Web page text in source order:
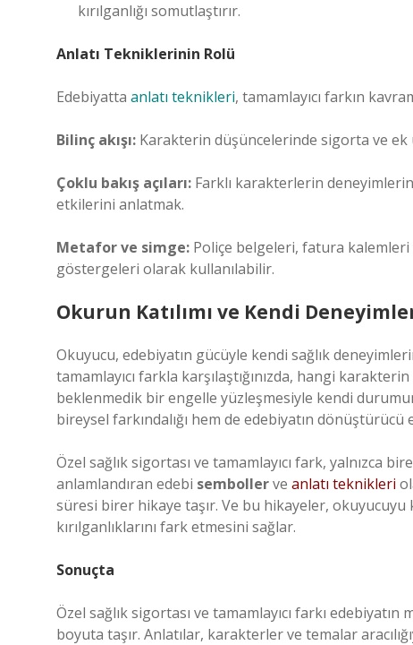
kırılganlığı somutlaştırır.
Anlatı Tekniklerinin Rolü
Edebiyatta anlatı teknikleri, tamamlayıcı farkın
Bilinç akışı: Karakterin düşüncelerinde sigorta ve
Çoklu bakış açıları: Farklı karakterlerin
etkilerini anlatmak.
Metafor ve simge: Poliçe belgeleri, fatura kalemleri
göstergeleri olarak kullanılabilir.
Okurun Katılımı ve Kendi
Okuyucu, edebiyatın gücüyle kendi sağlık
tamamlayıcı farkla karşılaştığınızda, hangi
beklenmedik bir engelle yüzleşmesiyle kendi
bireysel farkındalığı hem de edebiyatın
Özel sağlık sigortası ve tamamlayıcı fark, yalnızca
anlamlandıran edebi sembollerve anlatı teknikleri
süresi birer hikaye taşır. Ve bu hikayeler, okuyucuyu
kırılganlıklarını fark etmesini sağlar.
Sonuçta
Özel sağlık sigortası ve tamamlayıcı farkı
boyuta taşır. Anlatılar, karakterler ve temalar